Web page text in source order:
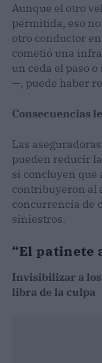
Aunque el otro
permitida, eso
otro conductor
cometió una
un ceda el paso
—, puede haber
Consecuencias
Las
pueden reducir
si concluyen que
contribuyeron al
concurrencia de
siniestros.
“El patinete
Invisibilizar a
libra de la culpa